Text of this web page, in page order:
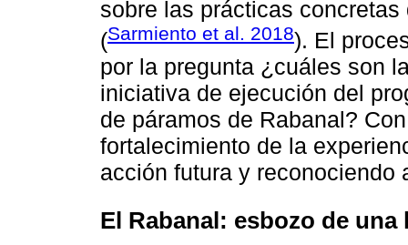
sobre las prácticas
(Sarmiento et al. 2018). El
por la pregunta ¿cuáles son
iniciativa de ejecución del
de páramos de Rabanal?
fortalecimiento de la
acción futura y reconociendo
El Rabanal: esbozo de